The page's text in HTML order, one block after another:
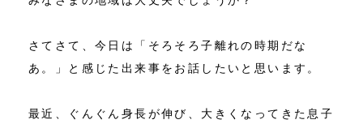
さてさて、今日は「そろそろ子離れの時期だな
あ。」と感じた出来事をお話したいと思います。
最近、ぐんぐん身長が伸び、大きくなってきた息子